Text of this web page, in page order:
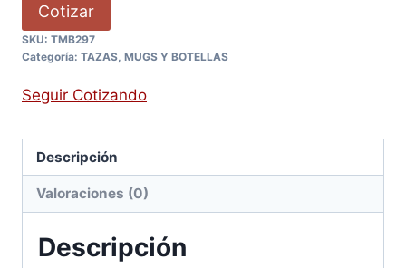
Cotizar
SKU: TMB297
Categoría: TAZAS, MUGS Y BOTELLAS
Seguir Cotizando
Descripción
Valoraciones (0)
Descripción